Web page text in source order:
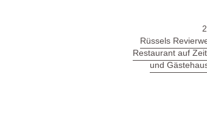
Rüssels
Restaurant auf
und